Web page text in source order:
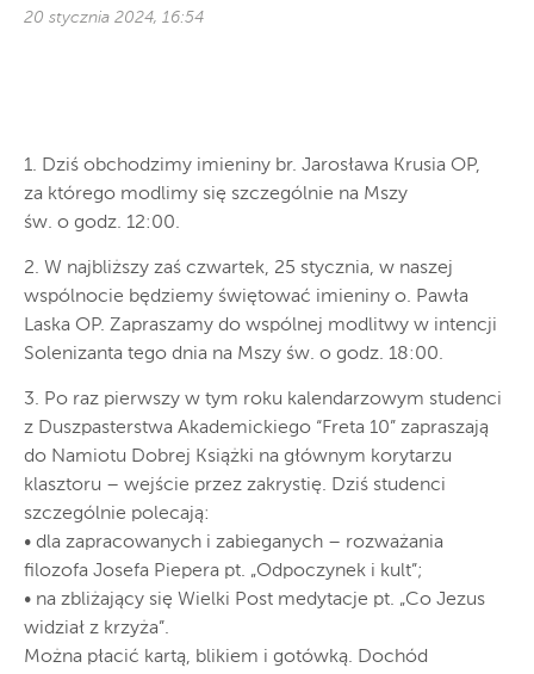
20 stycznia 2024, 16:54
1. Dziś obchodzimy imieniny br. Jarosława Krusia OP,
za którego modlimy się szczególnie na Mszy
św. o godz. 12:00.
2. W najbliższy zaś czwartek, 25 stycznia, w naszej
wspólnocie będziemy świętować imieniny o. Pawła
Laska OP. Zapraszamy do wspólnej modlitwy w intencji
Solenizanta tego dnia na Mszy św. o godz. 18:00.
3. Po raz pierwszy w tym roku kalendarzowym studenci
z Duszpasterstwa Akademickiego “Freta 10” zapraszają
do Namiotu Dobrej Książki na głównym korytarzu
klasztoru – wejście przez zakrystię. Dziś studenci
szczególnie polecają:
• dla zapracowanych i zabieganych – rozważania
filozofa Josefa Piepera pt. „Odpoczynek i kult”;
• na zbliżający się Wielki Post medytacje pt. „Co Jezus
widział z krzyża”.
Można płacić kartą, blikiem i gotówką. Dochód